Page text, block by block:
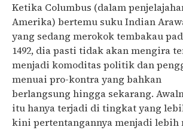
Ketika Columbus (dalam
Amerika) bertemu suku Indian
yang sedang merokok tembakau
1492, dia pasti tidak akan mengira
menjadi komoditas politik dan
menuai pro-kontra yang bahkan
berlangsung hingga sekarang.
itu hanya terjadi di tingkat yang
kini pertentangannya menjadi lebih